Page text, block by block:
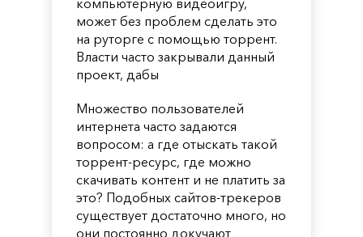
может без проблем сделать это
на руторге с помощью торрент.
Власти часто закрывали данный
проект, дабы
Множество пользователей
интернета часто задаются
вопросом: а где отыскать такой
торрент-ресурс, где можно
скачивать контент и не платить за
это? Подобных сайтов-трекеров
существует достаточно много, но
они постоянно докучают